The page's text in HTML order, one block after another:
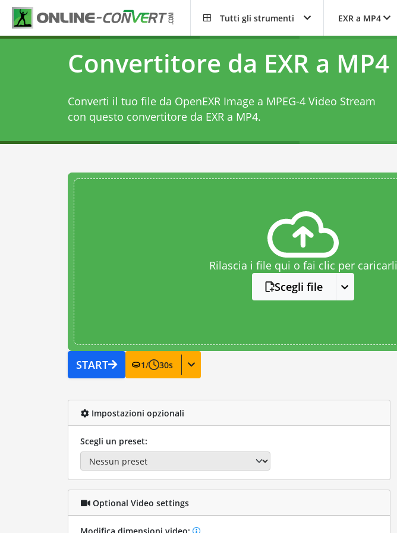
Tutti gli strumenti EXR a MP4
Convertitore da EXR a MP4
Converti il tuo file da OpenEXR Image a MPEG-4 Video Stream
con questo convertitore da EXR a MP4.
Rilascia i file qui o fai clic per caricarli
Scegli file
START 1/ 30s
Impostazioni opzionali
Scegli un preset:
Optional Video settings